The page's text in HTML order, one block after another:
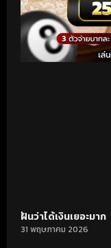
ฝันว่าได้เงินเยอะมาก
31 พฤษภาคม 2026